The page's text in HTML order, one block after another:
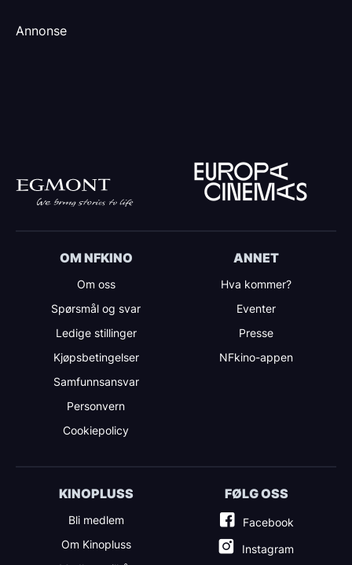
Annonse
OM NFKINO
Om oss
Spørsmål og svar
Ledige stillinger
Kjøpsbetingelser
Samfunnsansvar
Personvern
Cookiepolicy
ANNET
Hva kommer?
Eventer
Presse
NFkino-appen
KINOPLUSS
Bli medlem
Om Kinopluss
FØLG OSS
Facebook
Instagram